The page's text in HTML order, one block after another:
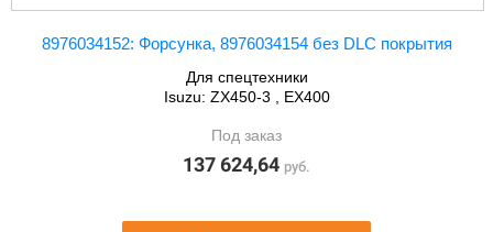
8976034152: Форсунка, 8976034154 без DLC покрытия
Для спецтехники
Isuzu: ZX450-3 , EX400
Под заказ
137 624,64 руб.